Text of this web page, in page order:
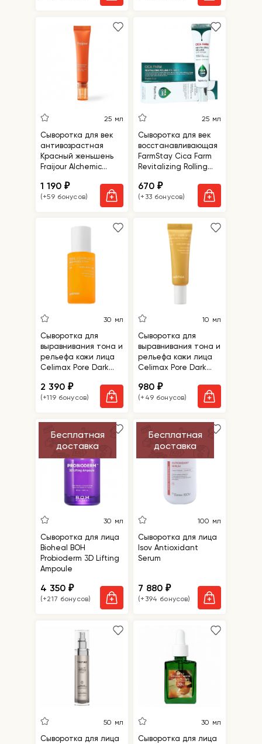
25 мл
Сыворотка для век
антивозрастная
Красный женьшень
Fraijour Alchemic
Eye Serum
1 190₽
(+59 бонусов)
25 мл
Сыворотка для век
восстанавливающая
FarmStay Cica Farm
Revitalizing Rolling
670₽
(+33 бонусов)
30 мл
Сыворотка для
выравнивания тона и
рельефа кожи лица
Celimax Pore Dark
Serum
2 390₽
(+119 бонусов)
10 мл
Сыворотка для
выравнивания тона и
рельефа кожи лица
Celimax Pore Dark
Serum миниатюра
980₽
(+49 бонусов)
Бесплатная
доставка
30 мл
Сыворотка для лица
Bioheal BOH
Probioderm 3D Lifting
Ampoule
4 350₽
(+217 бонусов)
Бесплатная
доставка
100 мл
Сыворотка для лица
Isov Antioxidant
Serum
7 880₽
(+394 бонусов)
50 мл
Сыворотка для лица
30 мл
Сыворотка для лица